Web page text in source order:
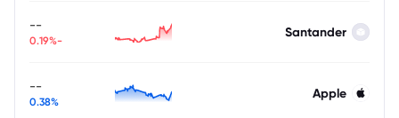
Santander
--
-0.19%
Apple
--
0.38%